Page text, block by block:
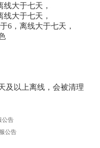
大于七天，
大于七天，
6，离线大于七天，
及以上离线，会被清理
公告
公告